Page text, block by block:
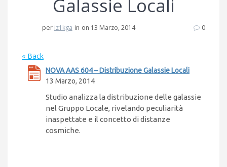
Galassie Locali
per iz1kga in on 13 Marzo, 2014 0
« Back
NOVA AAS 604 – Distribuzione Galassie Locali
13 Marzo, 2014
Studio analizza la distribuzione delle galassie
nel Gruppo Locale, rivelando peculiarità
inaspettate e il concetto di distanze
cosmiche.